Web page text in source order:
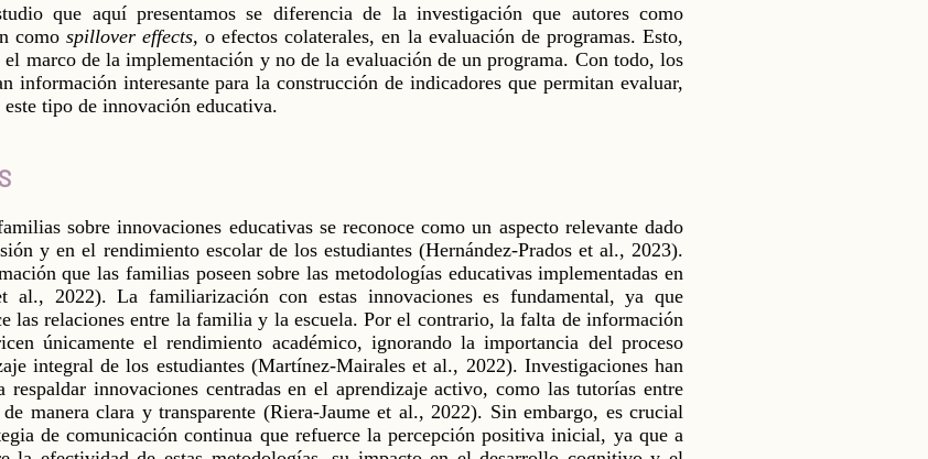
que aquí presentamos se diferencia de la investigación que autores como
como spillover effects, o efectos colaterales, en la evaluación de programas. Esto,
marco de la implementación y no de la evaluación de un programa. Con todo, los
información interesante para la construcción de indicadores que permitan evaluar,
tipo de innovación educativa.
sobre innovaciones educativas se reconoce como un aspecto relevante dado
y en el rendimiento escolar de los estudiantes (Hernández-Prados et al., 2023).
que las familias poseen sobre las metodologías educativas implementadas en
al., 2022). La familiarización con estas innovaciones es fundamental, ya que
las relaciones entre la familia y la escuela. Por el contrario, la falta de información
únicamente el rendimiento académico, ignorando la importancia del proceso
integral de los estudiantes (Martínez-Mairales et al., 2022). Investigaciones han
innovaciones centradas en el aprendizaje activo, como las tutorías entre
manera clara y transparente (Riera-Jaume et al., 2022). Sin embargo, es crucial
de comunicación continua que refuerce la percepción positiva inicial, ya que a